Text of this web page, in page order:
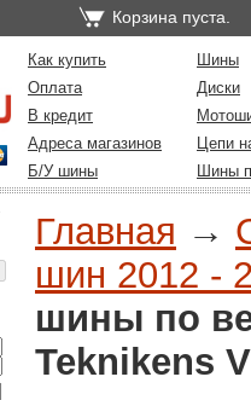
Корзина пуста.
Как купить
Шины
Оплата
Диски
В кредит
Адреса магазинов
Цепи
Б/У шины
Шины
Главная →
шин 2012 -
шины по
Teknikens